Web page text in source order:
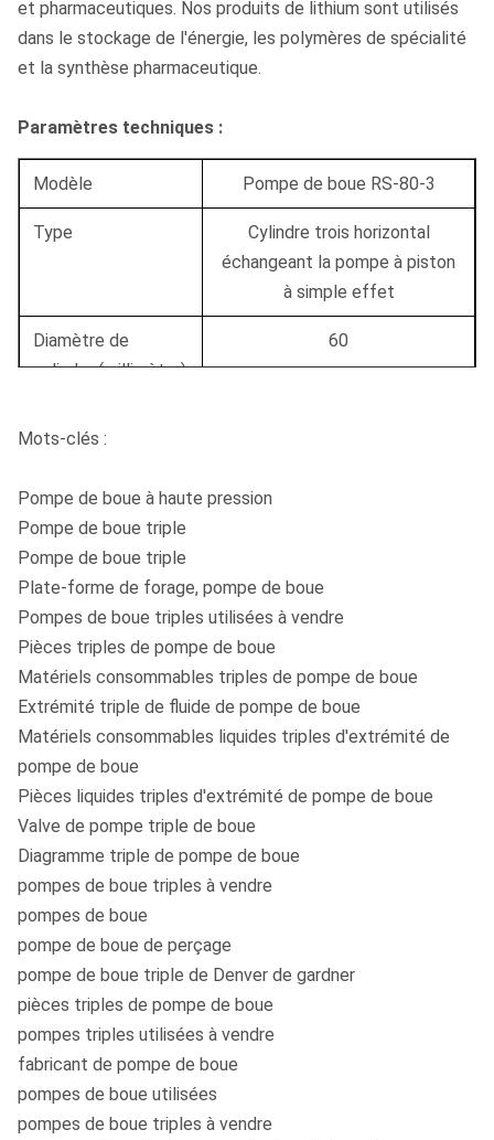
et pharmaceutiques. Nos produits de lithium sont utilisés
dans le stockage de l'énergie, les polymères de spécialité
et la synthèse pharmaceutique.
Paramètres techniques :
Modèle Pompe de boue RS-80-3
Type
Cylindre trois horizontal
échangeant la pompe à piston
à simple effet
Diamètre de
cylindre (millimètre)
60
(r/min)
Écoulement (l/min)
Pression (MPA) 1
Puissance
(kilowatt)
Dimension externe
Poids (kilogramme) 205
Mots-clés :
Pompe de boue à haute pression
Pompe de boue triple
Pompe de boue triple
Plate-forme de forage, pompe de boue
Pompes de boue triples utilisées à vendre
Pièces triples de pompe de boue
Matériels consommables triples de pompe de boue
Extrémité triple de fluide de pompe de boue
Matériels consommables liquides triples d'extrémité de
pompe de boue
Pièces liquides triples d'extrémité de pompe de boue
Valve de pompe triple de boue
Diagramme triple de pompe de boue
pompes de boue triples à vendre
pompes de boue
pompe de boue de perçage
pompe de boue triple de Denver de gardner
pièces triples de pompe de boue
pompes triples utilisées à vendre
fabricant de pompe de boue
pompes de boue utilisées
pompes de boue triples à vendre